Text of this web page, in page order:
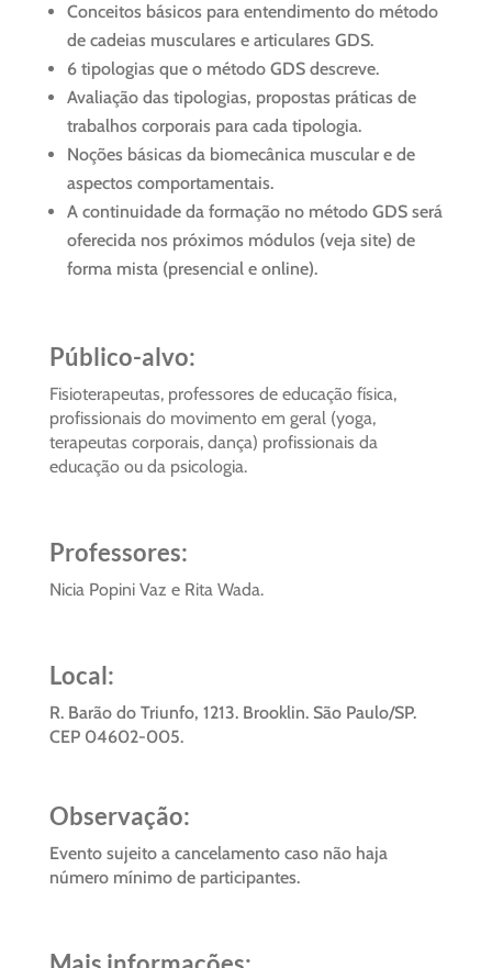
Conceitos básicos para entendimento do método
de cadeias musculares e articulares GDS.
6 tipologias que o método GDS descreve.
Avaliação das tipologias, propostas práticas de
trabalhos corporais para cada tipologia.
Noções básicas da biomecânica muscular e de
aspectos comportamentais.
A continuidade da formação no método GDS será
oferecida nos próximos módulos (veja site) de
forma mista (presencial e online).
Público-alvo:
Fisioterapeutas, professores de educação física,
profissionais do movimento em geral (yoga,
terapeutas corporais, dança) profissionais da
educação ou da psicologia.
Professores:
Nicia Popini Vaz e Rita Wada.
Local:
R. Barão do Triunfo, 1213. Brooklin. São Paulo/SP.
CEP 04602-005.
Observação:
Evento sujeito a cancelamento caso não haja
número mínimo de participantes.